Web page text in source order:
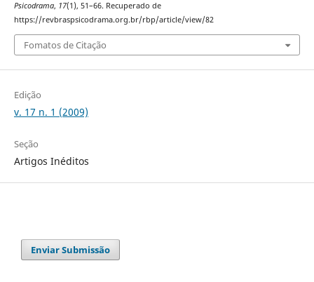
Psicodrama, 17(1), 51–66. Recuperado de
https://revbraspsicodrama.org.br/rbp/article/view/82
Fomatos de Citação
Edição
v. 17 n. 1 (2009)
Seção
Artigos Inéditos
Enviar Submissão